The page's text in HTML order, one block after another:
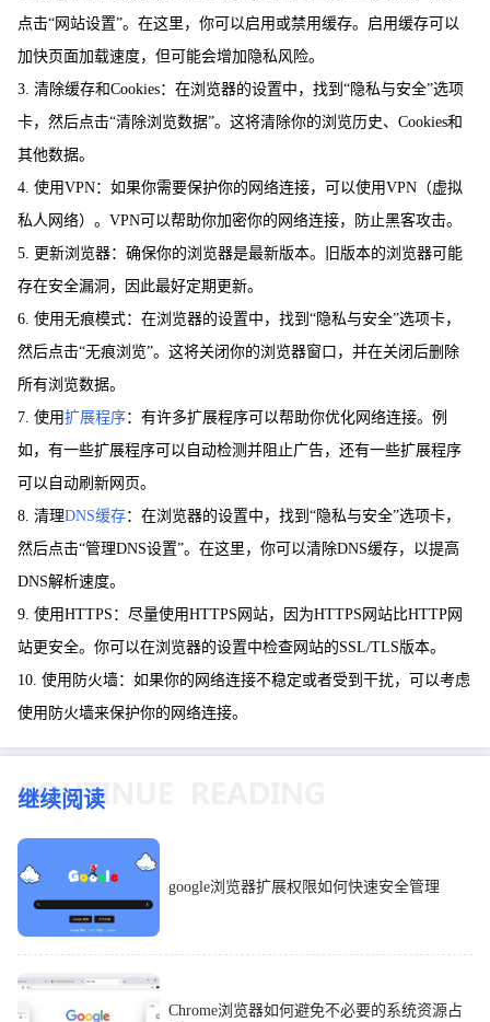
点击“网站设置”。在这里，你可以启用或禁用缓存。启用缓存可以
加快页面加载速度，但可能会增加隐私风险。
3. 清除缓存和Cookies：在浏览器的设置中，找到“隐私与安全”选项
卡，然后点击“清除浏览数据”。这将清除你的浏览历史、Cookies和
其他数据。
4. 使用VPN：如果你需要保护你的网络连接，可以使用VPN（虚拟
私人网络）。VPN可以帮助你加密你的网络连接，防止黑客攻击。
5. 更新浏览器：确保你的浏览器是最新版本。旧版本的浏览器可能
存在安全漏洞，因此最好定期更新。
6. 使用无痕模式：在浏览器的设置中，找到“隐私与安全”选项卡，
然后点击“无痕浏览”。这将关闭你的浏览器窗口，并在关闭后删除
所有浏览数据。
7. 使用扩展程序：有许多扩展程序可以帮助你优化网络连接。例
如，有一些扩展程序可以自动检测并阻止广告，还有一些扩展程序
可以自动刷新网页。
8. 清理DNS缓存：在浏览器的设置中，找到“隐私与安全”选项卡，
然后点击“管理DNS设置”。在这里，你可以清除DNS缓存，以提高
DNS解析速度。
9. 使用HTTPS：尽量使用HTTPS网站，因为HTTPS网站比HTTP网
站更安全。你可以在浏览器的设置中检查网站的SSL/TLS版本。
10. 使用防火墙：如果你的网络连接不稳定或者受到干扰，可以考虑
使用防火墙来保护你的网络连接。
继续阅读
google浏览器扩展权限如何快速安全管理
Chrome浏览器如何避免不必要的系统资源占